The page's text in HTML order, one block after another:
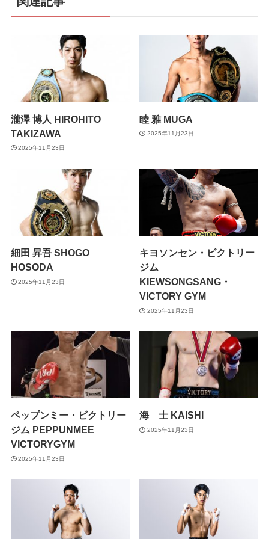
瀧澤 博人 HIROHITO
TAKIZAWA
2025年11月23日
睦 雅 MUGA
2025年11月23日
細田 昇吾 SHOGO
HOSODA
2025年11月23日
キヨソンセン・ビクトリー
ジム
KIEWSONGSANG・
VICTORY GYM
2025年11月23日
ペップンミー・ビクトリー
ジム PEPPUNMEE
VICTORYGYM
2025年11月23日
海 士 KAISHI
2025年11月23日